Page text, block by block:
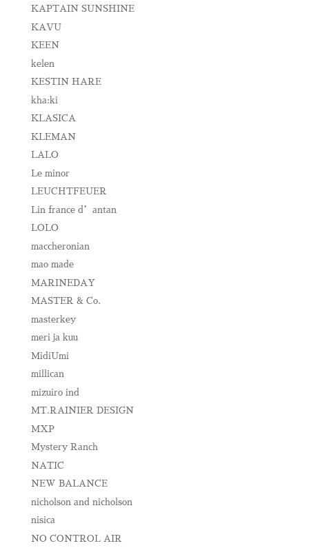
KAPTAIN SUNSHINE
KAVU
KEEN
kelen
KESTIN HARE
kha:ki
KLASICA
KLEMAN
LALO
Le minor
LEUCHTFEUER
Lin france d’antan
LOLO
maccheronian
mao made
MARINEDAY
MASTER & Co.
masterkey
meri ja kuu
MidiUmi
millican
mizuiro ind
MT.RAINIER DESIGN
MXP
Mystery Ranch
NATIC
NEW BALANCE
nicholson and nicholson
nisica
NO CONTROL AIR